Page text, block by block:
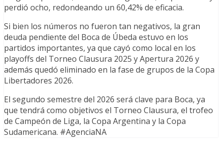
perdió ocho, redondeando un 60,42% de eficacia.
Si bien los números no fueron tan negativos, la gran
deuda pendiente del Boca de Úbeda estuvo en los
partidos importantes, ya que cayó como local en los
playoffs del Torneo Clausura 2025 y Apertura 2026 y
además quedó eliminado en la fase de grupos de la Copa
Libertadores 2026.
El segundo semestre del 2026 será clave para Boca, ya
que tendrá como objetivos el Torneo Clausura, el trofeo
de Campeón de Liga, la Copa Argentina y la Copa
Sudamericana. #AgenciaNA